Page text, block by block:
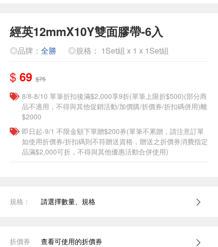
經英12mmX10Y雙面膠帶-6入
◎品牌： 全勝 ◎規格： 1Set組 x 1 x 1Set組
$ 69 $75
8/8-8/10 單筆折扣後滿$2,000享9折(單筆上限折$500)(部分商
品不適用，不得與其他促銷活動/加價購/折價券/折扣碼併用)離
$2000
即日起-9/1 不限金額下單贈$200券(單筆不累贈，請注意訂單
如使用折價券/折扣碼則不符贈送資格，贈送之折價券消費指定
品滿$2,000可折，不得與其他優惠活動合併使用)
規格： 請選擇數量、規格
折價券 查看可使用的折價券